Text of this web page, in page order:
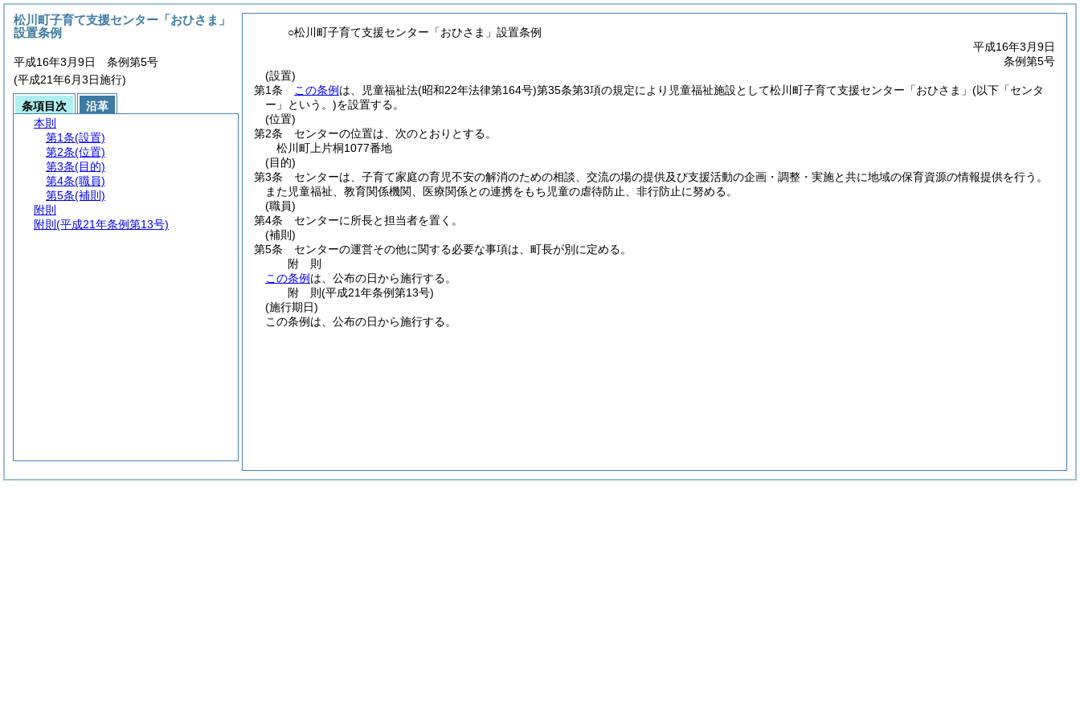
○松川町子育て支援センター「おひさま」設置条例
平成16年3月9日
条例第5号
(設置)
第1条
この条例 は、児童福祉法(昭和22年法律第164号)第35条第3項の規定により児童福祉施設として松川町子育て支援センター「おひさま」 (以下「センタ
ー」という。)を設置する。
(位置)
第2条
センターの位置は、次のとおりとする。
松川町上片桐1077番地
(目的)
第3条
センターは、子育て家庭の育児不安の解消のための相談、交流の場の提供及び支援活動の企画・調整・実施と共に地域の保育資源の情報提供を行う。
また児童福祉、教育関係機関、医療関係との連携をもち児童の虐待防止、非行防止に努める。
(職員)
第4条
センターに所長と担当者を置く。
(補則)
第5条
センターの運営その他に関する必要な事項は、町長が別に定める。
附 則
この条例 は、公布の日から施行する。
附 則(平成21年条例第13号)
(施行期日)
この条例は、公布の日から施行する。
松川町子育て支援センター「おひさま」
設置条例
平成16年3月9日 条例第5号
(平成21年6月3日施行)
条項目次
沿革
本則
第1条(設置)
第2条(位置)
第3条(目的)
第4条(職員)
第5条(補則)
附則
附則 (平成21年条例第13号)